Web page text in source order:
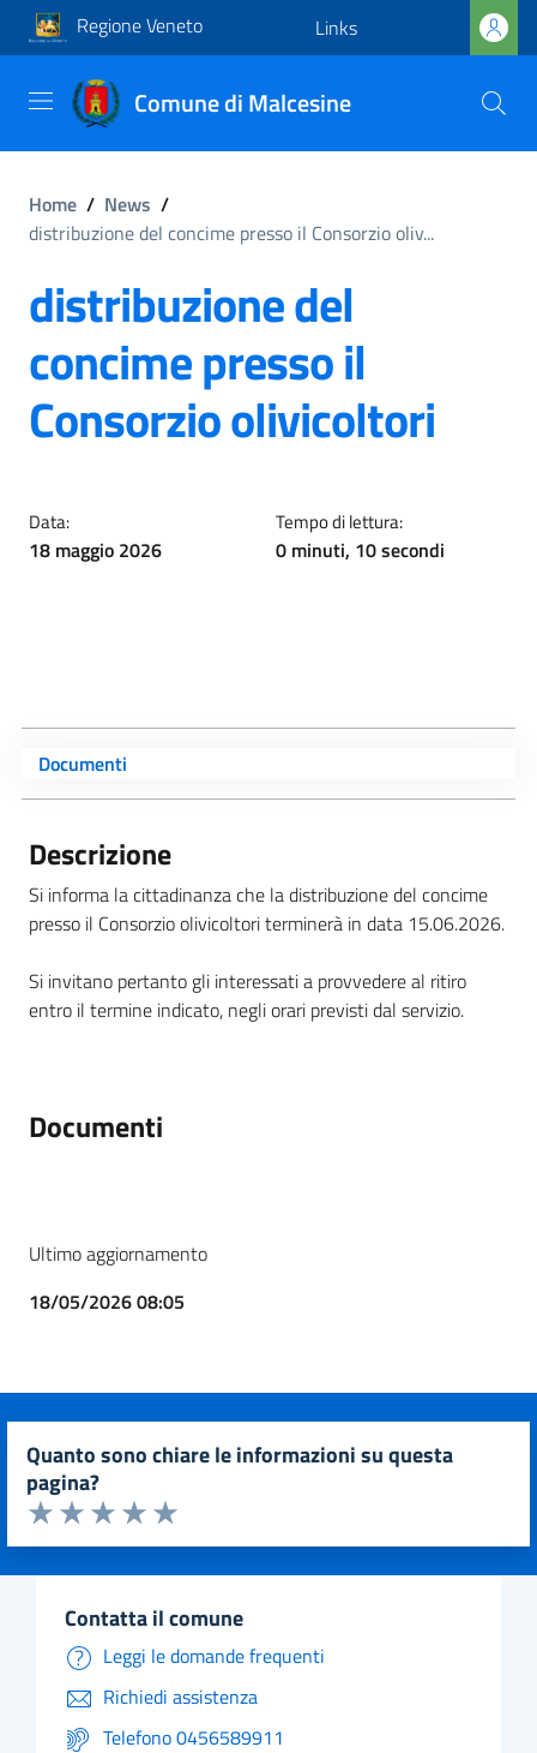
Regione Veneto Links
Comune di Malcesine
Home / News /
distribuzione del concime presso il Consorzio oliv...
distribuzione del
concime presso il
Consorzio olivicoltori
Data:
18 maggio 2026
Tempo di lettura:
0 minuti, 10 secondi
Documenti
Descrizione
Si informa la cittadinanza che la distribuzione del concime
presso il Consorzio olivicoltori terminerà in data 15.06.2026.
Si invitano pertanto gli interessati a provvedere al ritiro
entro il termine indicato, negli orari previsti dal servizio.
Documenti
Ultimo aggiornamento
18/05/2026 08:05
quanto sono chiare le informazioni su questa
pagina?
Valuta da 1 a 5 stelle la pagina
Valuta 5 stelle su 5
Valuta 4 stelle su 5
Valuta 3 stelle su 5
Valuta 2 stelle su 5
Valuta 1 stelle su 5
contatta il comune
Leggi le domande frequenti
Richiedi assistenza
Telefono 0456589911